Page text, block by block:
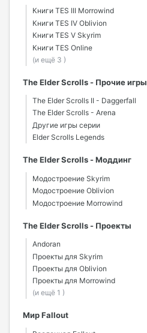
Книги TES III Morrowind
Книги TES IV Oblivion
Книги TES V Skyrim
Книги TES Online
(и ещё 3 )
The Elder Scrolls - Прочие игры
The Elder Scrolls II - Daggerfall
The Elder Scrolls - Arena
Другие игры серии
Elder Scrolls Legends
The Elder Scrolls - Моддинг
Модостроение Skyrim
Модостроение Oblivion
Модостроение Morrowind
The Elder Scrolls - Проекты
Andoran
Проекты для Skyrim
Проекты для Oblivion
Проекты для Morrowind
(и ещё 1 )
Мир Fallout